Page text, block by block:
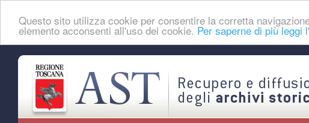
Questo sito utilizza cookie per consentire la corretta
elemento acconsenti all'uso dei cookie. Per saperne di più leggi